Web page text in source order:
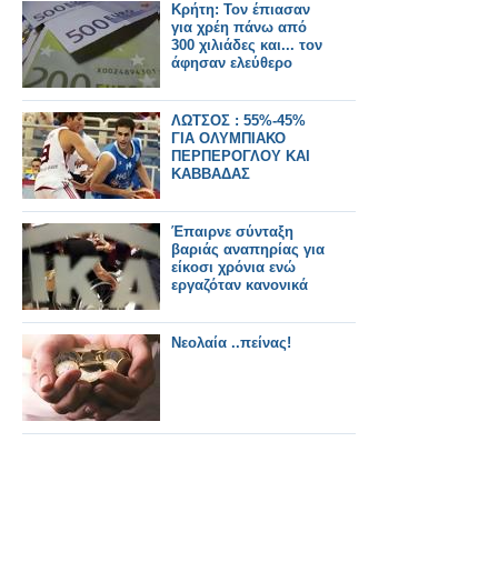
Κρήτη: Τον έπιασαν
για χρέη πάνω από
300 χιλιάδες και... τον
άφησαν ελεύθερο
ΛΩΤΣΟΣ : 55%-45%
ΓΙΑ ΟΛΥΜΠΙΑΚΟ
ΠΕΡΠΕΡΟΓΛΟΥ ΚΑΙ
ΚΑΒΒΑΔΑΣ
Έπαιρνε σύνταξη
βαριάς αναπηρίας για
είκοσι χρόνια ενώ
εργαζόταν κανονικά
Νεολαία ..πείνας!